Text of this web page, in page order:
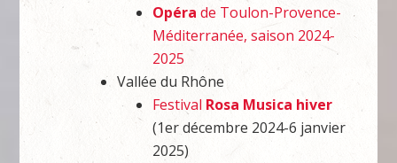
Opéra de Toulon-Provence-
Méditerranée, saison 2024-
2025
Vallée du Rhône
Festival Rosa Musica hiver
(1er décembre 2024-6 janvier
2025)